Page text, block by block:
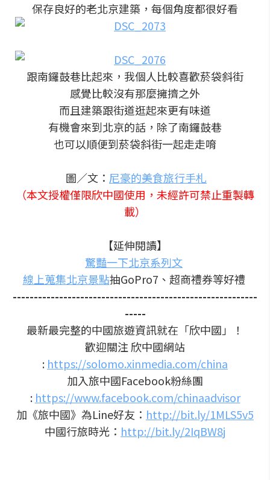
保存良好的老北京建築，每個角度都很好看
跟南鑼鼓巷比起來，我個人比較喜歡菸袋斜街
感覺比較沒有那麼擁擠之外
而且建築跟街道逛起來更有味道
有機會來到北京的話，除了南鑼鼓巷
也可以順便到菸袋斜街一起走走唷
圖／文： 尼豪的美食旅行手札
（本文授權僅限欣中國使用，未經許可禁止重製轉
載）
【延伸閱讀】
驚豔一下北京系列文
線上蒐集北京景點抽GoPro7、超商禮券等好禮
----------------------------------------------------------
-----
最新最完整的中國旅遊資訊就在「欣中國」！
歡迎關注 欣中國網站
: https://solomo.xinmedia.com/china
加入旅中國Facebook粉絲團
: https://www.facebook.com/chinaadvisor
加《旅中國》為Line好友： http://bit.ly/1MLS5v5
中國行旅時光： http://bit.ly/2IqBW8j